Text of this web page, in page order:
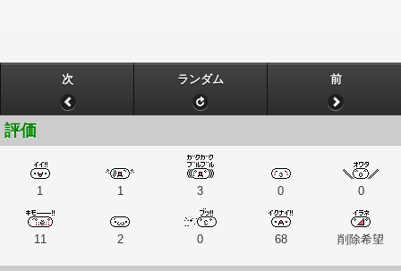
次 ランダム 前
評価
1 1 3 0 0
11 2 0 68 削除希望